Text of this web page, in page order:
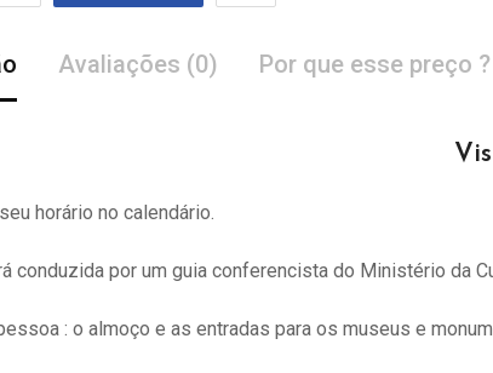
Avaliações (0) Por que esse preço ?
horário no calendário.
conduzida por um guia conferencista do Ministério da
: o almoço e as entradas para os museus e